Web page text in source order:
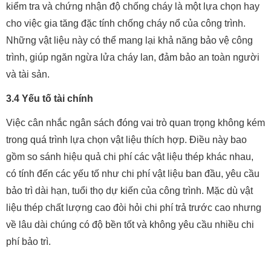
kiểm tra và chứng nhận độ chống cháy là một lựa chọn hay
cho việc gia tăng đặc tính chống cháy nổ của công trình.
Những vật liệu này có thể mang lại khả năng bảo vệ công
trình, giúp ngăn ngừa lửa cháy lan, đảm bảo an toàn người
và tài sản.
3.4 Yếu tố tài chính
Việc cân nhắc ngân sách đóng vai trò quan trọng không kém
trong quá trình lựa chọn vật liệu thích hợp. Điều này bao
gồm so sánh hiệu quả chi phí các vật liệu thép khác nhau,
có tính đến các yếu tố như chi phí vật liệu ban đầu, yêu cầu
bảo trì dài hạn, tuổi thọ dự kiến của công trình. Mặc dù vật
liệu thép chất lượng cao đòi hỏi chi phí trả trước cao nhưng
về lâu dài chúng có độ bền tốt và không yêu cầu nhiều chi
phí bảo trì.